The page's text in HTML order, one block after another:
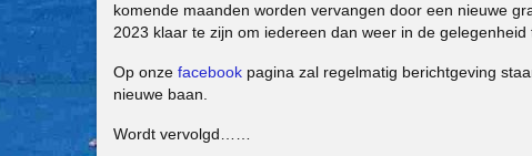
komende maanden worden vervangen door een nieuwe
2023 klaar te zijn om iedereen dan weer in de
Op onze facebook pagina zal regelmatig berichtgeving
nieuwe baan.
Wordt vervolgd……